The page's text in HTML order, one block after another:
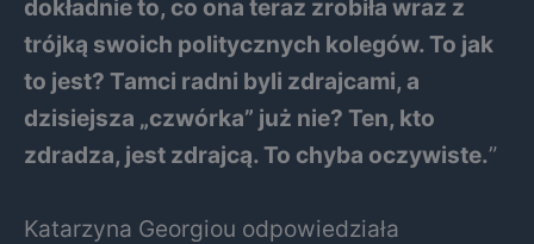
dokładnie to, co ona teraz zrobiła wraz z
trójką swoich politycznych kolegów. To jak
to jest? Tamci radni byli zdrajcami, a
dzisiejsza „czwórka” już nie? Ten, kto
zdradza, jest zdrajcą. To chyba oczywiste.”
Katarzyna Georgiou odpowiedziała